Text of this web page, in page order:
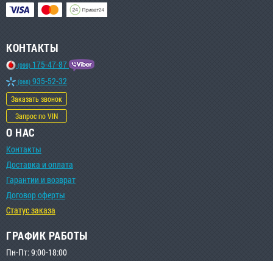
КОНТАКТЫ
(099) 175-47-87
(068) 935-52-32
Заказать звонок
Запрос по VIN
О НАС
Контакты
Доставка и оплата
Гарантии и возврат
Договор оферты
Статус заказа
ГРАФИК РАБОТЫ
Пн-Пт: 9:00-18:00